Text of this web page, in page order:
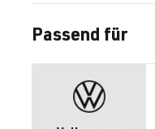
Passend für